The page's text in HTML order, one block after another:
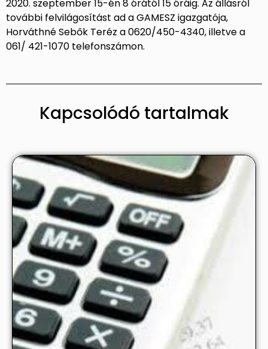
2020. szeptember 15-én 8 órától 15 óráig. Az állásról
további felvilágosítást ad a GAMESZ igazgatója,
Horváthné Sebők Teréz a 0620/450-4340, illetve a
061/ 421-1070 telefonszámon.
Kapcsolódó tartalmak